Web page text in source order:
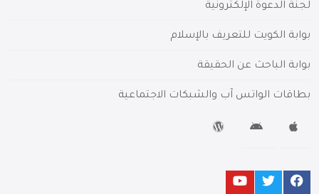
لجنة الدعوة الإلكترونية
بوابة الكويت للتعريف بالإسلام
بوابة الباحث عن الحقيقة
بطاقات الواتس آب والشبكات الاجتماعية